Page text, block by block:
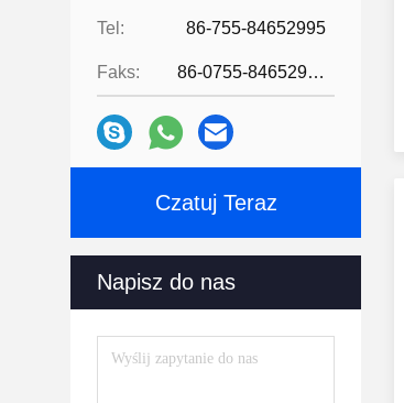
Tel: 86-755-84652995
Faks: 86-0755-84652995
Czatuj Teraz
Napisz do nas